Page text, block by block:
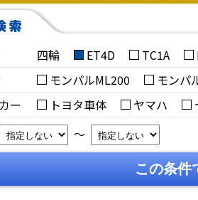
四輪 ET4D TC1A
モンパルML200
モンパ
ー
トヨタ車体 ヤマハ
～